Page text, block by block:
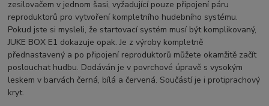
zesilovačem v jednom šasi, vyžadující pouze připojení páru
reproduktorů pro vytvoření kompletního hudebního systému.
Pokud jste si mysleli, že startovací systém musí být komplikovaný,
JUKE BOX E1 dokazuje opak. Je z výroby kompletně
přednastavený a po připojení reproduktorů můžete okamžitě začít
poslouchat hudbu. Dodáván je v povrchové úpravě s vysokým
leskem v barvách černá, bílá a červená. Součástí je i protiprachový
kryt.